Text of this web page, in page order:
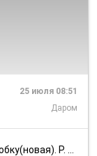
25 июля 08:51
Даром
Р. 146-152. В лс